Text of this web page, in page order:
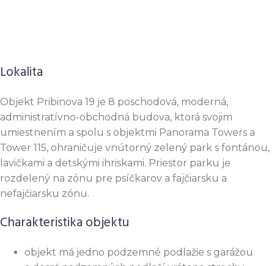
Lokalita
Objekt Pribinova 19 je 8 poschodová, moderná,
administratívno-obchodná budova, ktorá svojim
umiestnením a spolu s objektmi Panorama Towers a
Tower 115, ohraničuje vnútorný zelený park s fontánou,
lavičkami a detskými ihriskami. Priestor parku je
rozdelený na zónu pre psíčkarov a fajčiarsku a
nefajčiarsku zónu.
Charakteristika objektu
objekt má jedno podzemné podlažie s garážou